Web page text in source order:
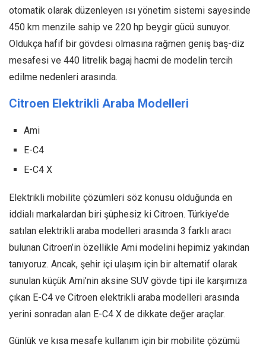
otomatik olarak düzenleyen ısı yönetim sistemi sayesinde
450 km menzile sahip ve 220 hp beygir gücü sunuyor.
Oldukça hafif bir gövdesi olmasına rağmen geniş baş-diz
mesafesi ve 440 litrelik bagaj hacmi de modelin tercih
edilme nedenleri arasında.
Citroen Elektrikli Araba Modelleri
Ami
E-C4
E-C4 X
Elektrikli mobilite çözümleri söz konusu olduğunda en
iddialı markalardan biri şüphesiz ki Citroen. Türkiye’de
satılan elektrikli araba modelleri arasında 3 farklı aracı
bulunan Citroen’in özellikle Ami modelini hepimiz yakından
tanıyoruz. Ancak, şehir içi ulaşım için bir alternatif olarak
sunulan küçük Ami’nin aksine SUV gövde tipi ile karşımıza
çıkan E-C4 ve Citroen elektrikli araba modelleri arasında
yerini sonradan alan E-C4 X de dikkate değer araçlar.
Günlük ve kısa mesafe kullanım için bir mobilite çözümü